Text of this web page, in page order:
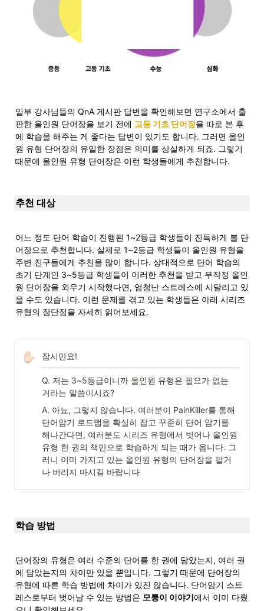
일부 강사님들의 QnA 게시판 답변을 확인해보면 연구소에서 출
판한 올인원 단어장을 보기 전에 고등 기초 단어장을 따로 본 후
에 학습을 해주는 게 좋다는 답변이 있기도 합니다. 그러면 올인
원 유형 단어장의 유일한 장점은 의미를 상실하게 되죠. 그렇기
때문에 올인원 유형 단어장은 이런 학생들에게 추천합니다.
추천 대상
어느 정도 단어 학습이 진행된 1~2등급 학생들이 진득하게 볼 단
어장으로 추천합니다. 실제로 1~2등급 학생들이 올인원 유형을
주변 친구들에게 추천을 많이 합니다. 상대적으로 단어 학습의
초기 단계인 3~5등급 학생들이 이러한 추천을 받고 무작정 올인
원 단어장을 외우기 시작했다면, 엄청난 스트레스에 시달리고 있
을 수도 있습니다. 이런 문제를 겪고 있는 학생들은 아래 시리즈
유형의 장단점을 자세히 읽어보세요.
잠시만요!
Q. 저는 3~5등급이니까 올인원 유형은 필요가 없는
거라는 말씀이시죠?
A. 아뇨, 그렇지 않습니다. 여러분이 PainKiller를 통해
단어암기 로드맵을 확실히 잡고 꾸준히 단어 암기를
해나간다면, 여러분도 시리즈 유형에서 벗어나 올인원
유형 한 권의 책만으로 학습하게 되는 때가 옵니다. 그
러니 이미 가지고 있는 올인원 유형의 단어장을 팔거
나 버리지 마시길 바랍니다
학습 방법
단어장의 유형은 여러 수준의 단어를 한 권에 담았는지, 여러 권
에 담았는지의 차이만 있을 뿐입니다. 그렇기 때문에 단어장의
유형에 따른 학습 방법에 차이가 있진 않습니다. 단어암기 스트
레스로부터 벗어날 수 있는 방법은 모퉁이 이야기에서 이미 다뤘